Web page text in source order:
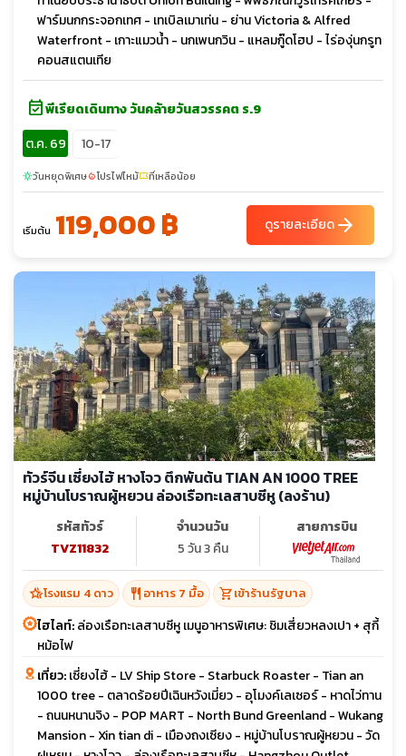
ฟาร์มนกกระจอกเทศ - เทเบิลเมาเท่น - ย่าน Victoria & Alfred
Waterfront - เกาะแมวน้ำ - นกเพนกวิน - แหลมกู๊ดโฮป - ไร่องุ่นกรูท
คอนสแตนเทีย
event_availableพีเรียดเดินทาง วันคล้ายวันสวรรคต ร.9
ต.ค. 69
10-17
sunnyวันหยุดพิเศษlocal_fire_departmentโปรไฟไหม้confirmation_numberที่เหลือน้อย
เริ่มต้น 119,000 ฿ ดูรายละเอียดarrow_forward
ทัวร์จีน เซี่ยงไฮ้ หางโจว ตึกพันต้น TIAN AN 1000 TREE
หมู่บ้านโบราณผู้หยวน ล่องเรือทะเลสาบซีหู (ลงร้าน)
รหัสทัวร์
TVZ11832
จำนวนวัน
5 วัน 3 คืน
สายการบิน
hotel_classโรงแรม 4 ดาว restaurant อาหาร 7 มื้อ shopping_cartเข้าร้านรัฐบาล
ไฮไลท์:ล่องเรือทะเลสาบซีหู เมนูอาหารพิเศษ: ชิมเสี่ยวหลงเปา + สุกี้
หม้อไฟ
เที่ยว:เซี่ยงไฮ้ - LV Ship Store - Starbuck Roaster - Tian an
1000 tree - ตลาดร้อยปีเฉินหวังเมี่ยว - อุโมงค์เลเซอร์ - หาดไว่ทาน
- ถนนหนานจิง - POP MART - North Bund Greenland - Wukang
Mansion - Xin tian di - เมืองถงเซียง - หมู่บ้านโบราณผู้หยวน - วัด